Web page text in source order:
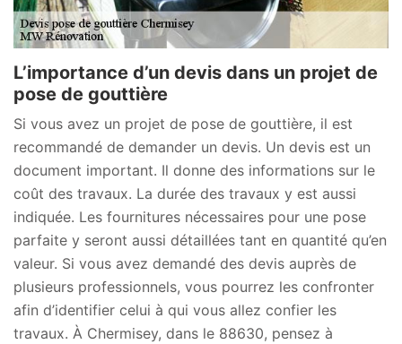
L’importance d’un devis dans un projet de
pose de gouttière
Si vous avez un projet de pose de gouttière, il est
recommandé de demander un devis. Un devis est un
document important. Il donne des informations sur le
coût des travaux. La durée des travaux y est aussi
indiquée. Les fournitures nécessaires pour une pose
parfaite y seront aussi détaillées tant en quantité qu’en
valeur. Si vous avez demandé des devis auprès de
plusieurs professionnels, vous pourrez les confronter
afin d’identifier celui à qui vous allez confier les
travaux. À Chermisey, dans le 88630, pensez à